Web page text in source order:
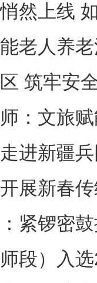
然上线
老人养
筑牢安
：文旅
进新疆
展新春
紧锣密
段）入